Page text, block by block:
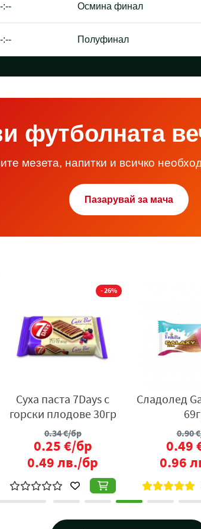
:-- Осмина финал
:-- Полуфинал
футболната
мезета, напитки и всичко
Пазарувай за мача
- 26%
Суха паста 7Days с
горски плодове 30гр
0.34€/бр
0.25€/бр
0.49лв./бр
Сладолед
0.90
0.49
0.96